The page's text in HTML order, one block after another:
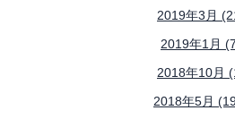
2019年3月
2019年1月
2018年10月
2018年5月